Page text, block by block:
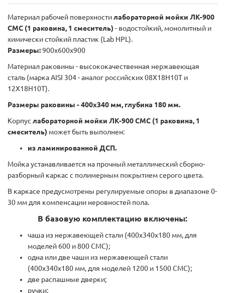
Материал рабочей поверхностилабораторной мойки ЛК-900
СМС (1 раковина, 1 смеситель) - водостойкий, монолитный и
химически стойкий пластик (Lab HPL).
Размеры:900х600х900
Материал раковины - высококачественная нержавеющая
сталь (марка AISI 304 - аналог российских 08Х18H10T и
12Х18Н10Т).
Размеры раковины - 400х340 мм, глубина 180 мм.
Корпус лабораторной мойки ЛК-900 СМС (1 раковина, 1
смеситель) может быть выполнен:
из ламинированной ДСП.
Мойка устанавливается на прочный металлический сборно-
разборный каркас с полимерным покрытием серого цвета.
В каркасе предусмотрены регулируемые опоры в диапазоне 0-
30 мм для компенсации неровностей пола.
В базовую комплектацию включены:
чаша из нержавеющей стали (400х340х180 мм, для
моделей 600 и 800 СМС);
одна или две чаши из нержавеющей стали
(400х340х180 мм, для моделей 1200 и 1500 СМС);
две распашные дверки;
ручки;